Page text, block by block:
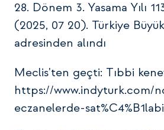
28. Dönem 3. Yasama Yılı
(2025, 07 20). Türkiye
adresinden alındı
Meclis'ten geçti: Tıbbi
https://www.indyturk.com/
eczanelerde-